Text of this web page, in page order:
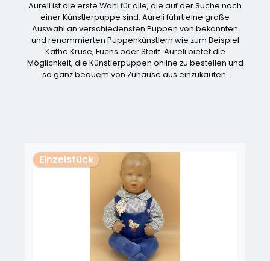
Aureli ist die erste Wahl für alle, die auf der Suche nach
einer Künstlerpuppe sind. Aureli führt eine große
Auswahl an verschiedensten Puppen von bekannten
und renommierten Puppenkünstlern wie zum Beispiel
Kathe Kruse, Fuchs oder Steiff. Aureli bietet die
Möglichkeit, die Künstlerpuppen online zu bestellen und
so ganz bequem von Zuhause aus einzukaufen.
Einzelstück